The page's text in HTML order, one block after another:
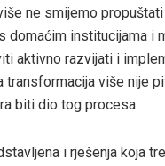
ne smijemo
domaćim institucijama i
aktivno razvijati i
transformacija više nije
biti dio tog procesa.
i rješenja koja